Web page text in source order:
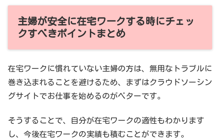
主婦が安全に在宅ワークする時にチェッ
クすべきポイントまとめ
在宅ワークに慣れていない主婦の方は、無用なトラブルに
巻き込まれることを避けるため、まずはクラウドソーシン
グサイトでお仕事を始めるのがベターです。
そうすることで、自分が在宅ワークの適性もわかります
し、今後在宅ワークの実績も積むことができます。